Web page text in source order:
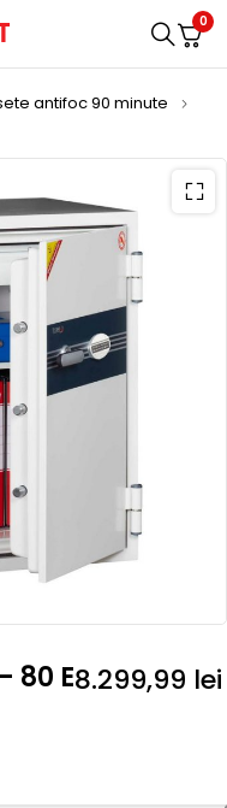
0
antifoc 90 minute
80 E8.299,99 lei